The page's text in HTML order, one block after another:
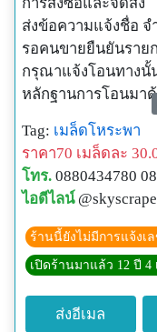
ส่งข้อความแจ้งชื่อ จ
รอคนขายยืนยันราย
กรุณาแจ้งโอนทางนั้
หลักฐานการโอนมา
สินค้าแล้ว จะจัดส่งใ
อาทิตย์
เมล็ดพันธุ์ทั้งหมดใน
ทุกชนิด ซื้อมาขายไป
จำหน่าย เพื่อป้องกัน
ชนิด หากปลูกไปแล้
สามารถติดต่อขอรับ
ช่องทางอื่นๆ ที่สามา
E-Mail:
Facebook fanpage:
Tag: เมล็ดโหระพา
ราคา70 เมล็ดละ
โทร. 0880434780
ไอดีไลน์
ร้านนี้ยังไม่มีการแจ้งเ
เปิดร้านมาแล้ว 12 ปี 4
ส่งอีเมล